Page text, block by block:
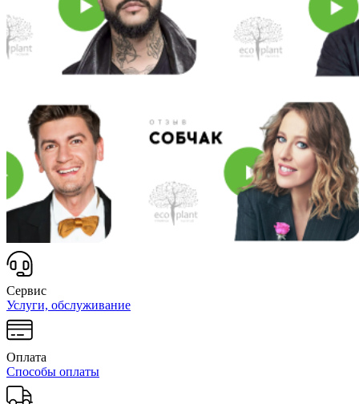
Сервис
Услуги, обслуживание
Оплата
Способы оплаты